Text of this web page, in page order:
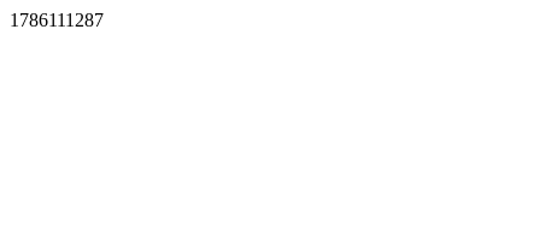
1786111287